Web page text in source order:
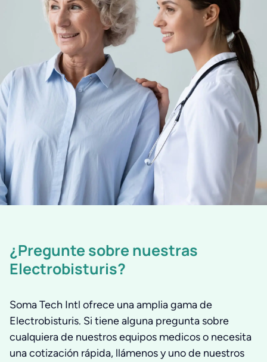
¿Pregunte sobre nuestras
Electrobisturis?
Soma Tech Intl ofrece una amplia gama de
Electrobisturis. Si tiene alguna pregunta sobre
cualquiera de nuestros equipos medicos o necesita
una cotización rápida, llámenos y uno de nuestros